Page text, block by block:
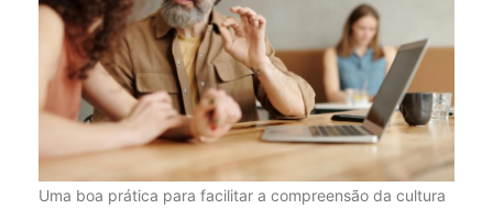
Uma boa prática para facilitar a compreensão da cultura